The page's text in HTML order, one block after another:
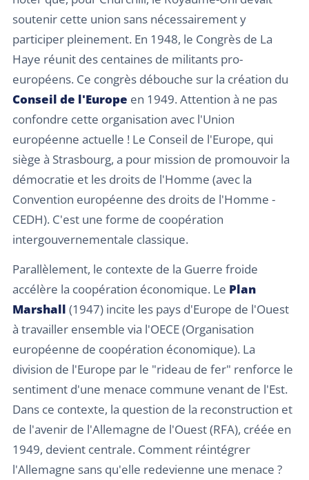
soutenir cette union sans nécessairement y
participer pleinement. En 1948, le Congrès de La
Haye réunit des centaines de militants pro-
européens. Ce congrès débouche sur la création du
Conseil de l'Europe en 1949. Attention à ne pas
confondre cette organisation avec l'Union
européenne actuelle ! Le Conseil de l'Europe, qui
siège à Strasbourg, a pour mission de promouvoir la
démocratie et les droits de l'Homme (avec la
Convention européenne des droits de l'Homme -
CEDH). C'est une forme de coopération
intergouvernementale classique.
Parallèlement, le contexte de la Guerre froide
accélère la coopération économique. Le Plan
Marshall (1947) incite les pays d'Europe de l'Ouest
à travailler ensemble via l'OECE (Organisation
européenne de coopération économique). La
division de l'Europe par le "rideau de fer" renforce le
sentiment d'une menace commune venant de l'Est.
Dans ce contexte, la question de la reconstruction et
de l'avenir de l'Allemagne de l'Ouest (RFA), créée en
1949, devient centrale. Comment réintégrer
l'Allemagne sans qu'elle redevienne une menace ?